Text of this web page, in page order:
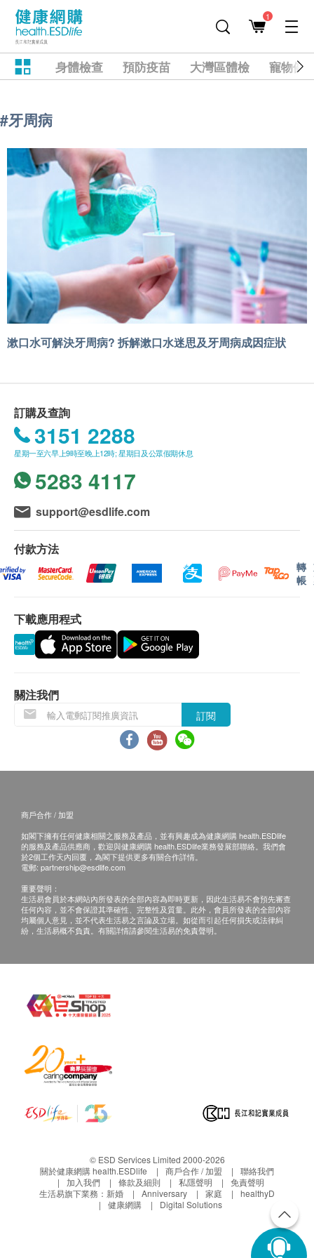
1
身體檢查 預防疫苗 大灣區體檢 寵物健
#牙周病
漱口水可解決牙周病? 拆解漱口水迷思及牙周病成因症狀
訂購及查詢
3151 2288
星期一至六早上9時至晚上12時; 星期日及公眾假期休息
5283 4117
support@esdlife.com
付款方法
轉
帳
下載應用程式
關注我們
訂閱
商戶合作 / 加盟
如閣下擁有任何健康相關之服務及產品，並有興趣成為健康網購 health.ESDlife
的服務及產品供應商，歡迎與健康網購 health.ESDlife業務發展部聯絡。我們會
於2個工作天內回覆，為閣下提供更多有關合作詳情。
電郵: partnership@esdlife.com
重要聲明：
生活易會員於本網站內所發表的全部內容為即時更新，因此生活易不會預先審查
任何內容，並不會保證其準確性、完整性及質量。此外，會員所發表的全部內容
均屬個人意見，並不代表生活易之言論及立場。如從而引起任何損失或法律糾
紛，生活易概不負責。有關詳情請參閱生活易的免責聲明。
© ESD Services Limited 2000-2026
關於健康網購 health.ESDlife
商戶合作 / 加盟
聯絡我們
加入我們
條款及細則 私隱聲明
免責聲明
生活易旗下業務： 新婚 Anniversary 家庭
healthyD
健康網購
Digital Solutions